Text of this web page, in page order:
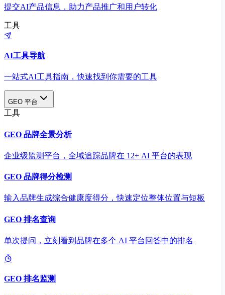
提交AI产品信息，助力产品推广和用户转化
工具
AI工具导航
一站式AI工具指南，快速找到你需要的工具
GEO 平台
工具
GEO 品牌全景分析
企业级监测平台，全域追踪品牌在 12+ AI 平台的表现
GEO 品牌得分检测
输入品牌生成综合健康度得分，快速定位整体位置与短板
GEO 排名查询
单次提问，立刻看到品牌在多个 AI 平台回答中的排名
GEO 排名监测